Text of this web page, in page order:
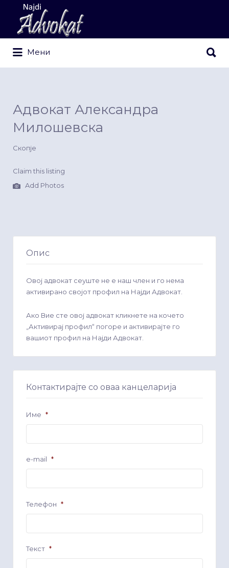
Search
for:
Мени
for:
Адвокат Александра
Милошевска
Скопје
Claim this listing
Add Photos
Опис
Овој адвокат сеуште не е наш член и го нема
активирано својот профил на Најди Адвокат.
Ако Вие сте овој адвокат кликнете на кочето
„Активирај профил“ погоре и активирајте го
вашиот профил на Најди Адвокат.
Контактирајте со оваа канцеларија
Име *
e-mail *
Телефон *
Текст *